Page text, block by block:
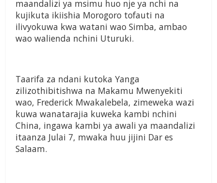
maandalizi ya msimu huo nje ya nchi na
kujikuta ikiishia Morogoro tofauti na
ilivyokuwa kwa watani wao Simba, ambao
wao walienda nchini Uturuki.
Taarifa za ndani kutoka Yanga
zilizothibitishwa na Makamu Mwenyekiti
wao, Frederick Mwakalebela, zimeweka wazi
kuwa wanatarajia kuweka kambi nchini
China, ingawa kambi ya awali ya maandalizi
itaanza Julai 7, mwaka huu jijini Dar es
Salaam.